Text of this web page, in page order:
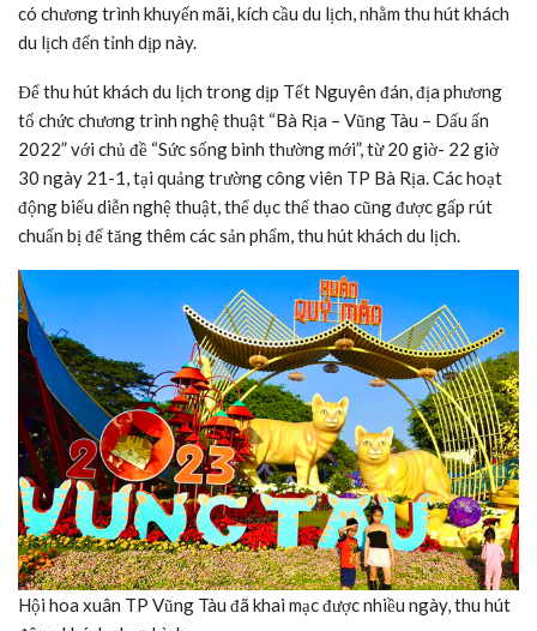
có chương trình khuyến mãi, kích cầu du lịch, nhằm thu hút khách
du lịch đến tỉnh dịp này.
Để thu hút khách du lịch trong dịp Tết Nguyên đán, địa phương
tổ chức chương trình nghệ thuật “Bà Rịa – Vũng Tàu – Dấu ấn
2022” với chủ đề “Sức sống bình thường mới”, từ 20 giờ- 22 giờ
30 ngày 21-1, tại quảng trường công viên TP Bà Rịa. Các hoạt
động biểu diễn nghệ thuật, thể dục thể thao cũng được gấp rút
chuẩn bị để tăng thêm các sản phẩm, thu hút khách du lịch.
Hội hoa xuân TP Vũng Tàu đã khai mạc được nhiều ngày, thu hút